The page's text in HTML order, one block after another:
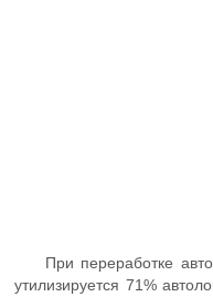
При переработке
утилизируется 71%